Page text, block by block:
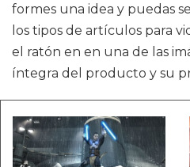
formes una idea y puedas
los tipos de artículos para
el ratón en en una de las
íntegra del producto y su